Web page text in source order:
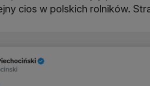
cios w polskich rolników.